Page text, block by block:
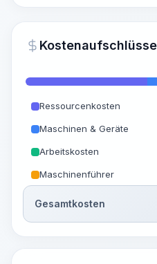
~15-30
Ressourcenkosten
Maschinen & Geräte
Arbeitskosten
Maschinenführer
Gesamtkosten